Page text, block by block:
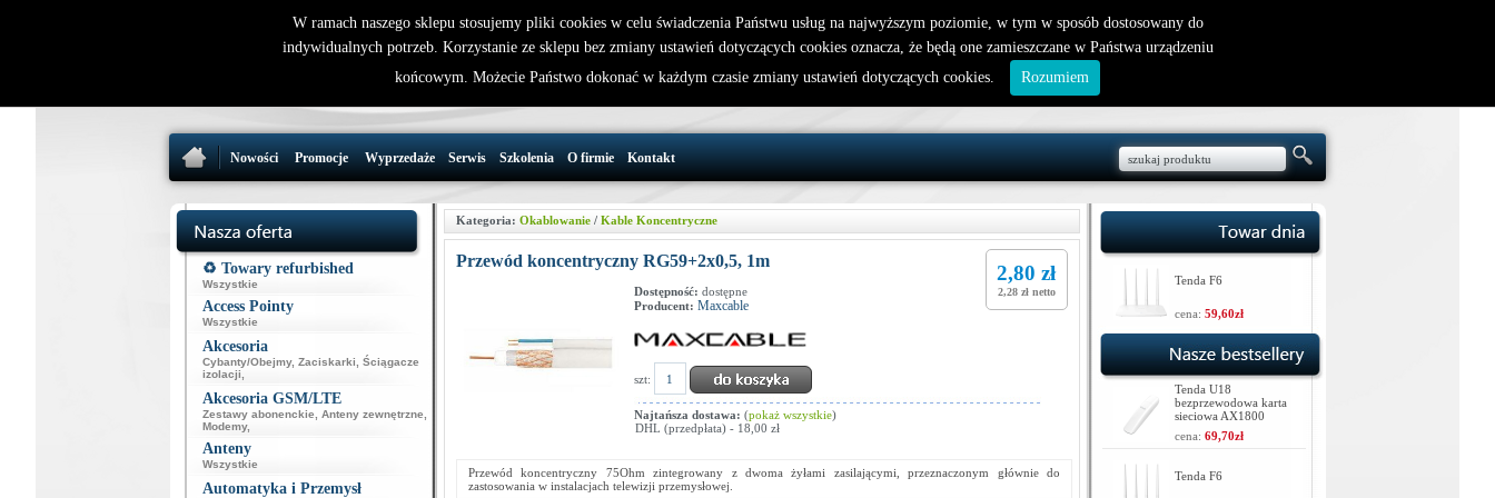
nowy klient
32 721 86 72
support@wirelesslan.com.pl
W koszyku jest 0 produktów(y)
Nowości Promocje Wyprzedaże Serwis Szkolenia O firmie Kontakt
♻️ Towary refurbished
Wszystkie
Access Pointy
Wszystkie
Akcesoria
Cybanty/Obejmy, Zaciskarki
Ściągacze
izolacji
Akcesoria GSM/LTE
Zestawy abonenckie Anteny zewnętrzne
Modemy,
Anteny
Wszystkie
Automatyka i Przemysł
Kategoria: Okablowanie / Kable Koncentryczne
Przewód koncentryczny RG59+2x0,5, 1m
2,80 zł
2,28 zł netto
Dostępność: dostępne
Producent: Maxcable
szt:
Najtańsza dostawa: (pokaż wszystkie)
DHL (przedpłata) - 18,00 zł
Przewód koncentryczny 75Ohm zintegrowany z dwoma żyłami zasilającymi, przeznaczonym głównie do
zastosowania w instalacjach telewizji przemysłowej.
Tenda F6
cena: 59,60zł
Tenda U18
bezprzewodowa karta
sieciowa AX1800
cena: 69,70zł
Tenda F6
W ramach naszego sklepu stosujemy pliki cookies w celu świadczenia Państwu usług na najwyższym poziomie, w tym w sposób dostosowany do
indywidualnych potrzeb. Korzystanie ze sklepu bez zmiany ustawień dotyczących cookies oznacza, że będą one zamieszczane w Państwa urządzeniu
końcowym. Możecie Państwo dokonać w każdym czasie zmiany ustawień dotyczących cookies.
Rozumiem